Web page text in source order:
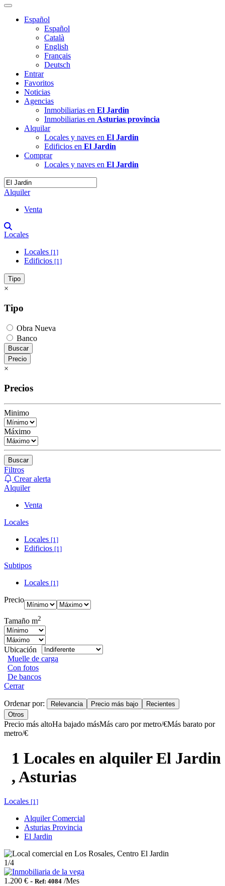
Español
Español
Català
English
Français
Deutsch
Entrar
Favoritos
Noticias
Agencias
Inmobiliarias en El Jardin
Inmobiliarias en Asturias provincia
Alquilar
Locales y naves en El Jardin
Edificios en El Jardin
Comprar
Locales y naves en El Jardin
Alquiler
Venta
Locales
Locales [1]
Edificios [1]
Tipo
×
Tipo
Obra Nueva
Banco
Buscar
Precio
×
Precios
Minimo
Máximo
Buscar
Filtros
Crear alerta
Alquiler
Venta
Locales
Locales [1]
Edificios [1]
Subtipos
Locales [1]
Precio
Tamaño m2
Ubicación
Muelle de carga
Con fotos
De bancos
Cerrar
Ordenar por: Relevancia Precio más bajo
Recientes
Otros
Precio más altoHa bajado másMás caro por metro/€Más barato por
metro/€
1 Locales en alquiler El Jardin
, Asturias
Locales [1]
Alquiler Comercial
Asturias Provincia
El Jardin
1/4
1.200 € - Ref: 4084 /Mes